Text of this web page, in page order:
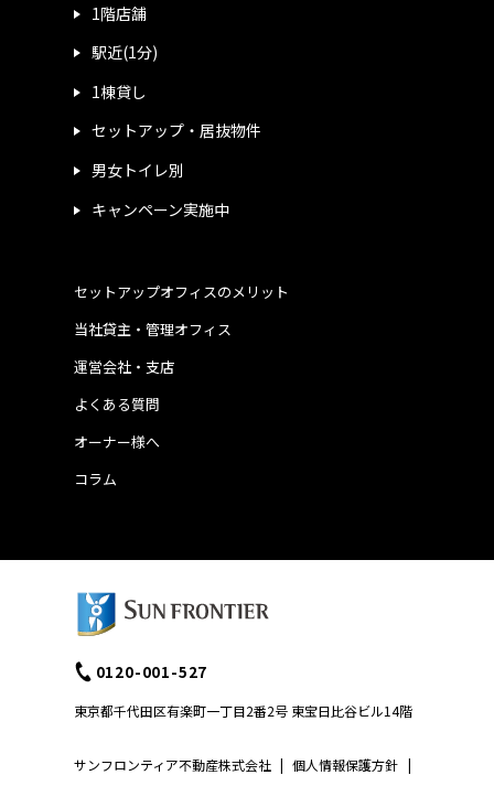
1階店舗
駅近(1分)
1棟貸し
セットアップ・居抜物件
男女トイレ別
キャンペーン実施中
運営会社・支店
よくある質問
当社貸主・管理オフィス
オーナー様へ
コラム
セットアップオフィスのメリット
サンフロンティア不動産株式会社 | 個人情報保護方針 |
0120-001-527
東京都千代田区有楽町一丁目2番2号 東宝日比谷ビル14階